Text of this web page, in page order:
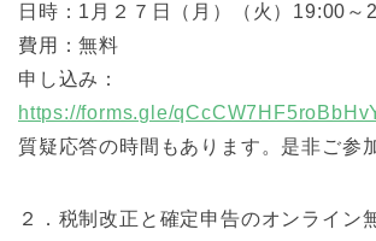
日時：1月２７日（月）（火）19:00～
費用：無料
申し込み：
https://forms.gle/
質疑応答の時間もあります。是非ご参
２．税制改正と確定申告のオンライン